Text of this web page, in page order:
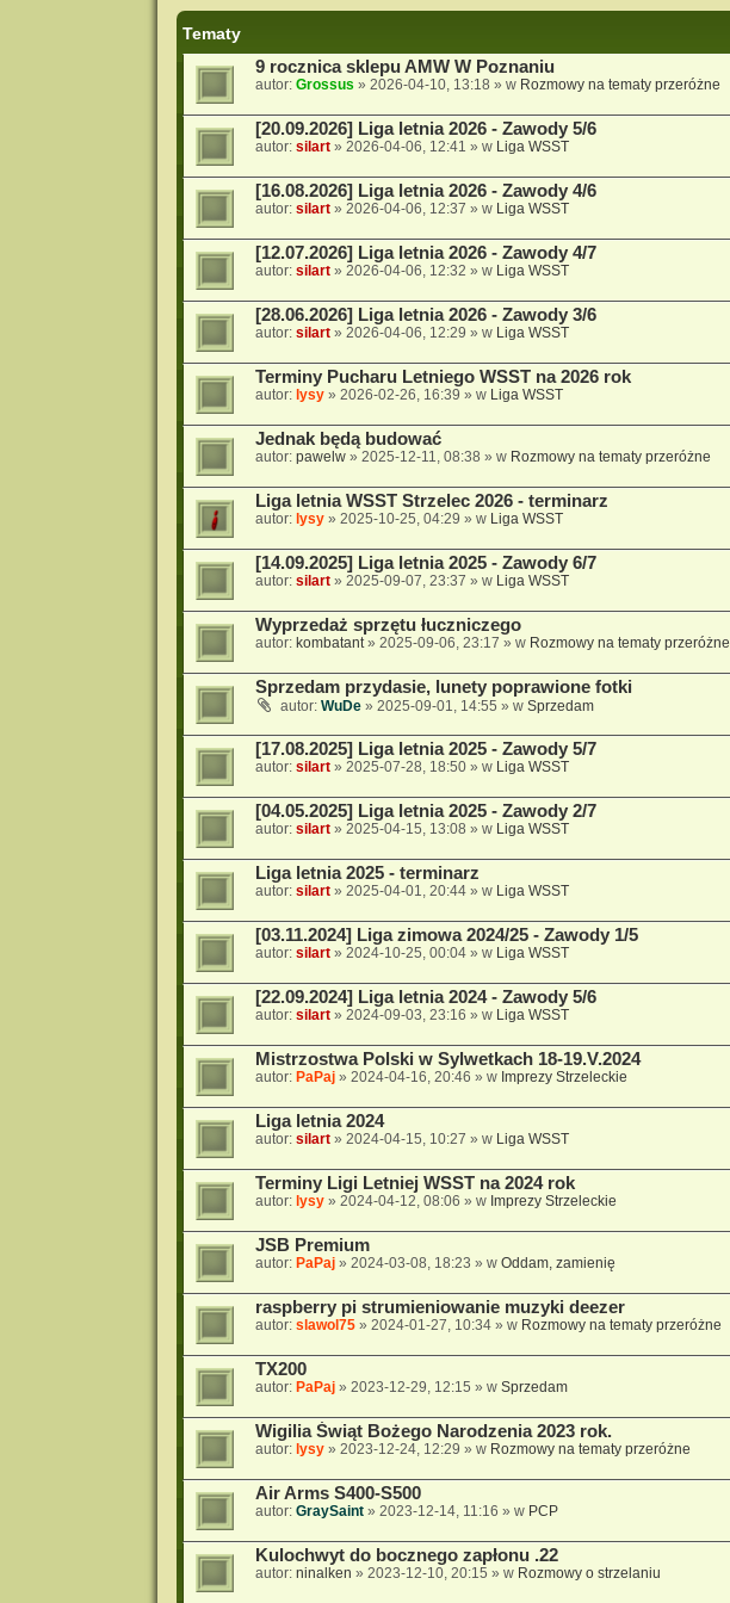
Tematy
9 rocznica sklepu AMW W Poznaniu
autor: Grossus » 2026-04-10, 13:18 » w Rozmowy na tematy przeróżne
[20.09.2026] Liga letnia 2026 - Zawody 5/6
autor: silart» 2026-04-06, 12:41 » w Liga WSST
[16.08.2026] Liga letnia 2026 - Zawody 4/6
autor: silart» 2026-04-06, 12:37 » w Liga WSST
[12.07.2026] Liga letnia 2026 - Zawody 4/7
autor: silart» 2026-04-06, 12:32 » w Liga WSST
[28.06.2026] Liga letnia 2026 - Zawody 3/6
autor: silart» 2026-04-06, 12:29 » w Liga WSST
Terminy Pucharu Letniego WSST na 2026 rok
autor: lysy» 2026-02-26, 16:39 » w Liga WSST
Jednak będą budować
autor: pawelw» 2025-12-11, 08:38 » w Rozmowy na tematy przeróżne
Liga letnia WSST Strzelec 2026 - terminarz
autor: lysy» 2025-10-25, 04:29 » w Liga WSST
[14.09.2025] Liga letnia 2025 - Zawody 6/7
autor: silart» 2025-09-07, 23:37 » w Liga WSST
Wyprzedaż sprzętu łuczniczego
autor: kombatant» 2025-09-06, 23:17 » w Rozmowy na tematy przeróżne
Sprzedam przydasie, lunety poprawione fotki
autor: WuDe» 2025-09-01, 14:55 » w Sprzedam
[17.08.2025] Liga letnia 2025 - Zawody 5/7
autor: silart» 2025-07-28, 18:50» w Liga WSST
[04.05.2025] Liga letnia 2025 - Zawody 2/7
autor: silart» 2025-04-15, 13:08 » w Liga WSST
Liga letnia 2025 - terminarz
autor: silart» 2025-04-01, 20:44» w Liga WSST
[03.11.2024] Liga zimowa 2024/25 - Zawody 1/5
autor: silart» 2024-10-25, 00:04» w Liga WSST
[22.09.2024] Liga letnia 2024 - Zawody 5/6
autor: silart» 2024-09-03, 23:16 » w Liga WSST
Mistrzostwa Polski w Sylwetkach 18-19.V.2024
autor: PaPaj» 2024-04-16, 20:46 » w Imprezy Strzeleckie
Liga letnia 2024
autor: silart» 2024-04-15, 10:27 » w Liga WSST
Terminy Ligi Letniej WSST na 2024 rok
autor: lysy» 2024-04-12, 08:06 » w Imprezy Strzeleckie
JSB Premium
autor: PaPaj» 2024-03-08, 18:23 » w Oddam, zamienię
raspberry pi strumieniowanie muzyki deezer
autor: slawol75» 2024-01-27, 10:34» w Rozmowy na tematy przeróżne
TX200
autor: PaPaj» 2023-12-29, 12:15 » w Sprzedam
Wigilia Świąt Bożego Narodzenia 2023 rok.
autor: lysy» 2023-12-24, 12:29 » w Rozmowy na tematy przeróżne
Air Arms S400-S500
autor: GraySaint» 2023-12-14, 11:16 » w PCP
Kulochwyt do bocznego zapłonu .22
autor: ninalken » 2023-12-10, 20:15 » w Rozmowy o strzelaniu